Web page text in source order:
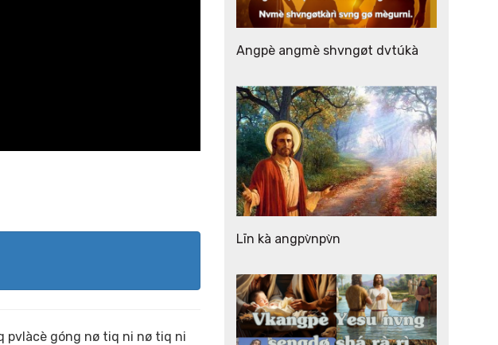
pvlàcè góng nø tiq ni nø tiq ni
Angpè angmè shvngøt dvtúkà
Līn kà angpv̀npv̀n